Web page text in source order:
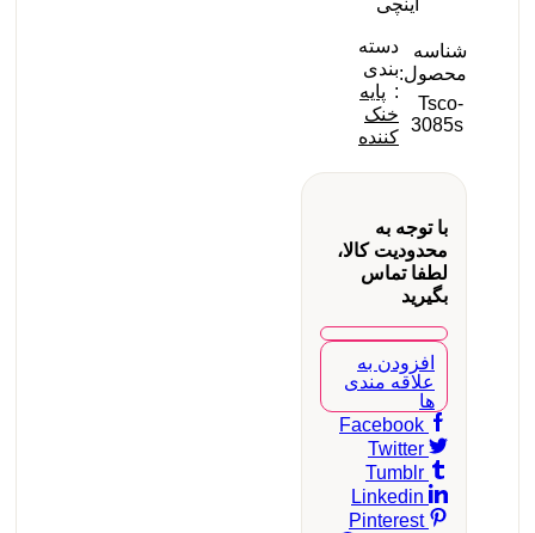
اینچی
شناسه
محصول:
Tsco-
3085s
دسته
بندی
:پایه
خنک
کننده
با توجه به
محدودیت کالا،
لطفا تماس
بگیرید
افزودن به
علاقه مندی
Facebook
Twitter
Tumblr
Linkedin
Pinterest